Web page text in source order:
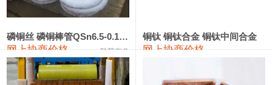
441#硅 9,500—9,700
金属硅553#-331# 10,000 0
漆包线 111,610—115,610 113,610
磷铜丝 磷铜棒管QSn6.5-0.1 7-0.2 8-0.3
网上协商价格 联荣有色
铜钛 铜钛合金 铜钛中间合金
网上协商价格